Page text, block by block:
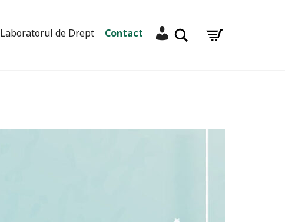
Laboratorul de Drept Contact Contul meuCaută